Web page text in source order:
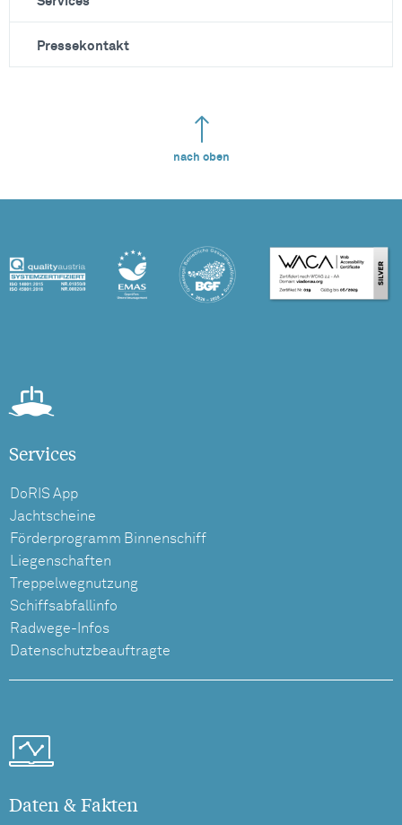
Pressekontakt
nach oben
Services
DoRIS App
Jachtscheine
Förderprogramm Binnenschiff
Liegenschaften
Treppelwegnutzung
Schiffsabfallinfo
Radwege-Infos
Datenschutzbeauftragte
Daten & Fakten